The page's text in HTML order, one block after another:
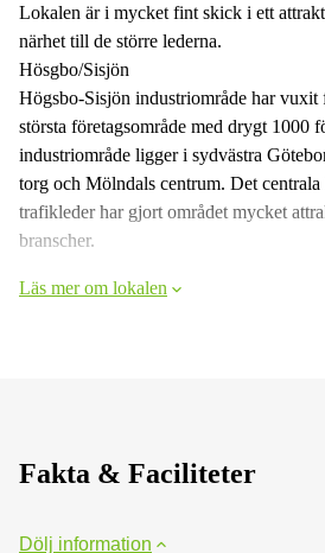
Lokalen är i mycket fint skick i ett
närhet till de större lederna.
Hösgbo/Sisjön
Högsbo-Sisjön industriområde har
största företagsområde med drygt 1000
industriområde ligger i sydvästra
torg och Mölndals centrum. Det
trafikleder har gjort området mycket
branscher.
Läs mer om lokalen
Fakta & Faciliteter
Dölj information